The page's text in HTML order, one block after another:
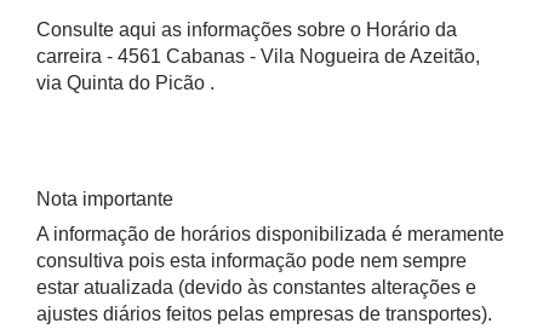
Consulte aqui as informações sobre o Horário da
carreira - 4561 Cabanas - Vila Nogueira de Azeitão,
via Quinta do Picão .
Nota importante
A informação de horários disponibilizada é meramente
consultiva pois esta informação pode nem sempre
estar atualizada (devido às constantes alterações e
ajustes diários feitos pelas empresas de transportes).